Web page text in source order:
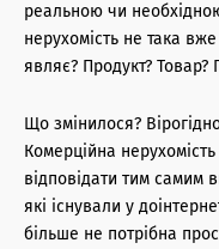
реальною чи
нерухомість не така
являє? Продукт? Товар?
Що змінилося?
Комерційна
відповідати тим самим
які існували у
більше не потрібна